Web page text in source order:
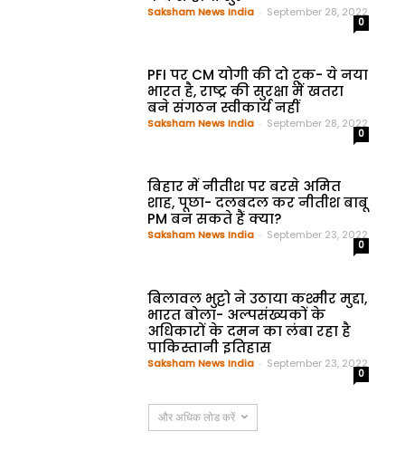
Saksham News India - September 28, 2022
0
PFI पर CM योगी की दो टूक- ये नया
भारत है, राष्ट्र की सुरक्षा में खतरा
बने संगठन स्वीकार्य नहीं
Saksham News India - September 28, 2022
0
बिहार में नीतीश पर बरसे अमित
शाह, पूछा- दलबदल कर नीतीश बाबू
PM बन सकते हैं क्या?
Saksham News India - September 23, 2022
0
बिलावल भुट्टो ने उठाया कश्मीर मुद्दा,
भारत बोला- अल्पसंख्यकों के
अधिकारों के दमन का लंबा रहा है
पाकिस्तानी इतिहास
Saksham News India - September 23, 2022
0
और अधिक लोड करें